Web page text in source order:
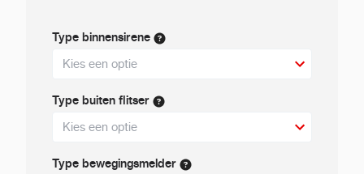
Type binnensirene
Type buiten flitser
Type bewegingsmelder